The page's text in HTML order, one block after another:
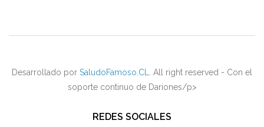
Desarrollado por SaludoFamoso.CL
. All right reserved - Con el
soporte continuo de Dariones/p>
REDES SOCIALES